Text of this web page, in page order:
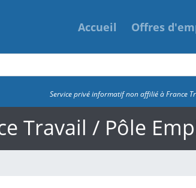
Accueil Offres
Service privé informatif non affilié à France
Travail / Pôle